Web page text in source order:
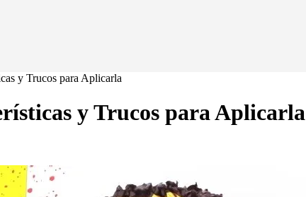
y Trucos para Aplicarla
y Trucos para Aplicarla